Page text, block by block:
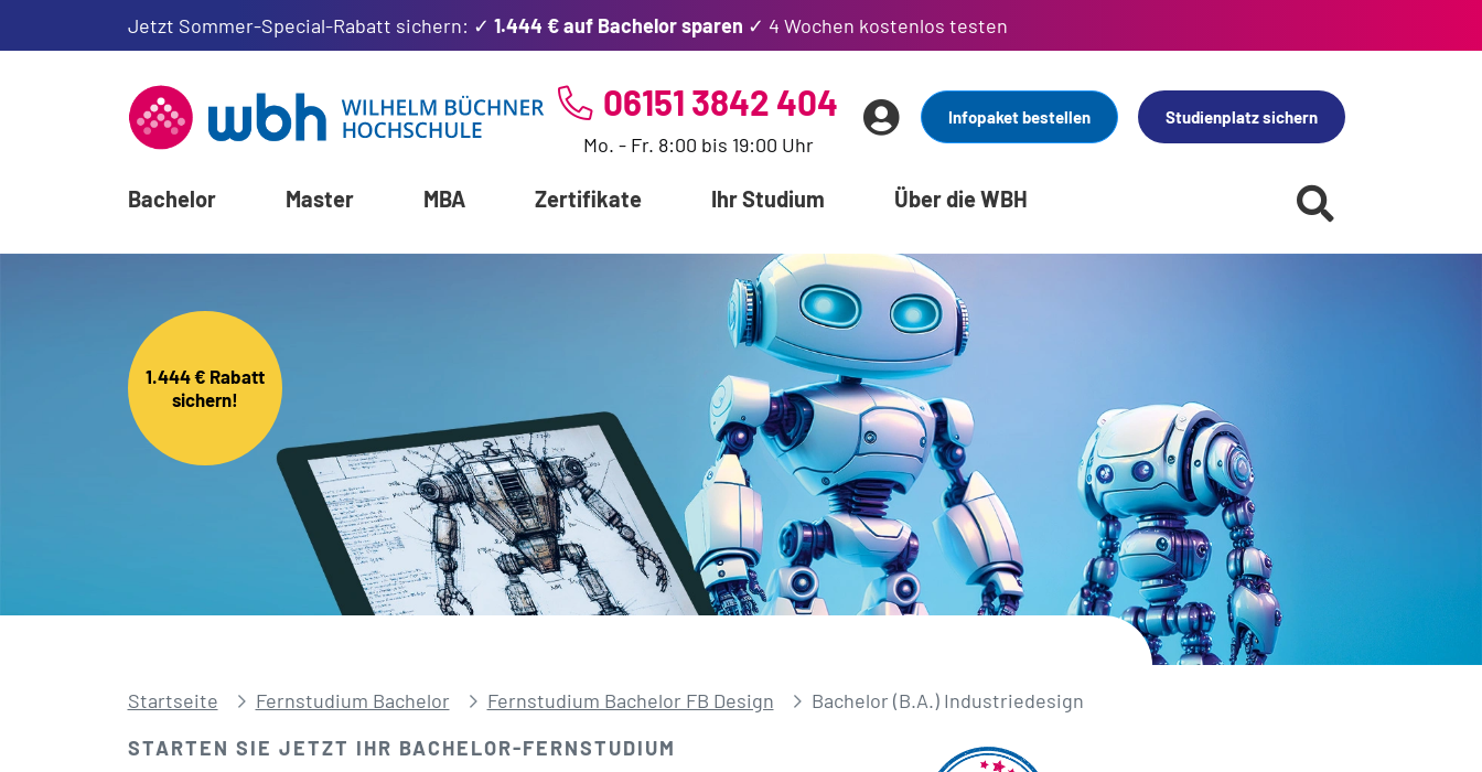
Jetzt Sommer-Special-Rabatt sichern: ✓ 1.444 € auf Bachelor sparen ✓ 4 Wochen kostenlos testen
06151 3842 404
Mo. - Fr. 8:00 bis 19:00 Uhr
Infopaket bestellen Studienplatz sichern
Bachelor Master MBA Zertifikate Ihr Studium Über die WBH
1.444 € Rabatt
sichern!
Startseite Fernstudium Bachelor Fernstudium Bachelor FB Design
Bachelor (B.A.) Industriedesign
STARTEN SIE JETZT IHR BACHELOR-FERNSTUDIUM